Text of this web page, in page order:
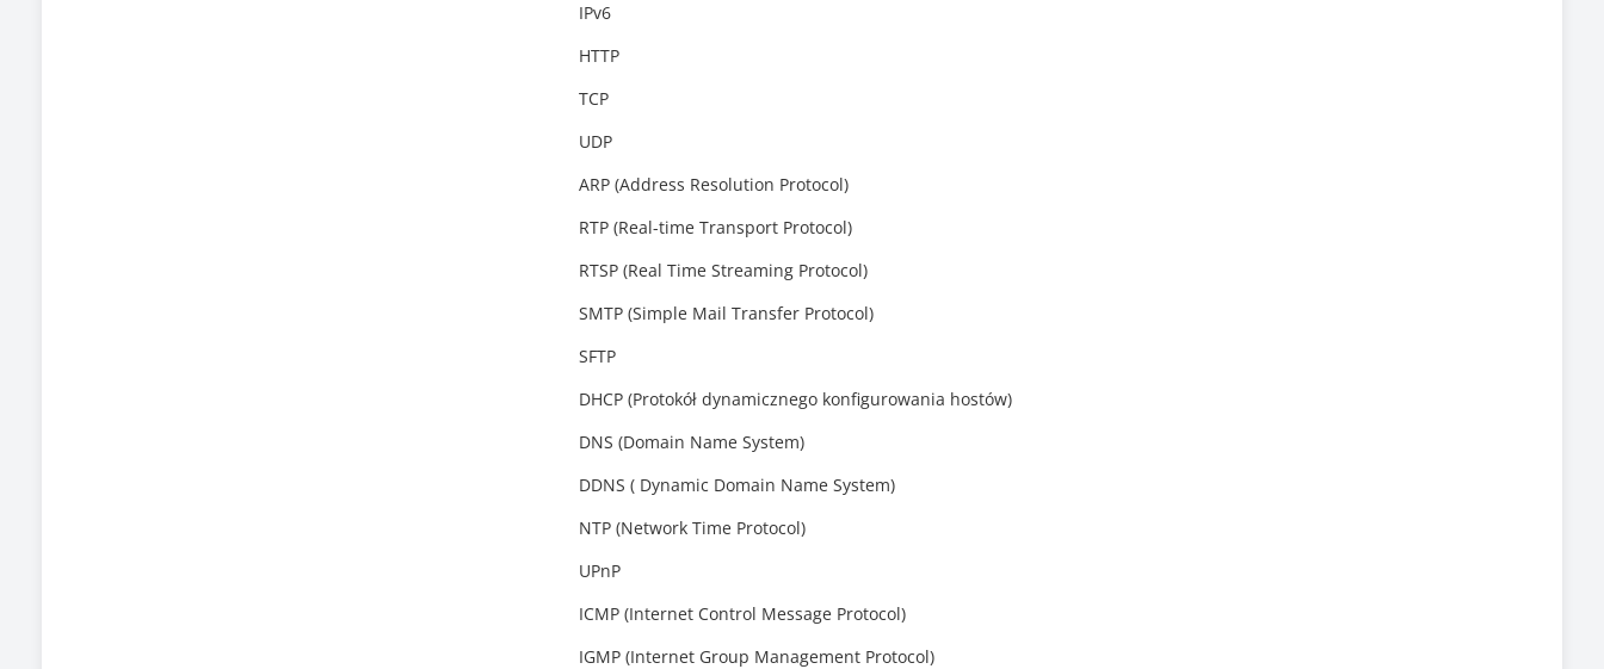
IPv6
HTTP
TCP
UDP
ARP (Address Resolution Protocol)
RTP (Real-time Transport Protocol)
RTSP (Real Time Streaming Protocol)
SMTP (Simple Mail Transfer Protocol)
SFTP
DHCP (Protokół dynamicznego konfigurowania hostów)
DNS (Domain Name System)
DDNS ( Dynamic Domain Name System)
NTP (Network Time Protocol)
UPnP
ICMP (Internet Control Message Protocol)
IGMP (Internet Group Management Protocol)